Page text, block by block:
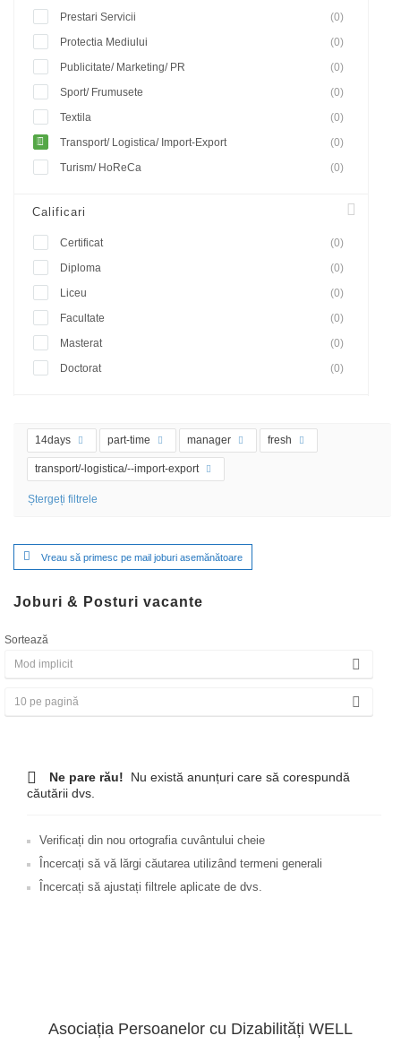
Prestari Servicii
(0)
Protectia Mediului
(0)
Publicitate/ Marketing/ PR
(0)
Sport/ Frumusete
(0)
Textila
(0)
Transport/ Logistica/ Import-Export
(0)
Turism/ HoReCa
(0)
Calificari
Certificat
(0)
Diploma
(0)
Liceu
(0)
Facultate
(0)
Masterat
(0)
Doctorat
(0)
14days part-time manager fresh
transport/-logistica/--import-export
Ștergeți filtrele
Vreau să primesc pe mail joburi asemănătoare
Joburi & Posturi vacante
Sortează
Ne pare rău! Nu există anunțuri care să corespundă
căutării dvs.
Verificați din nou ortografia cuvântului cheie
Încercați să vă lărgi căutarea utilizând termeni generali
Încercați să ajustați filtrele aplicate de dvs.
Asociația Persoanelor cu Dizabilități WELL